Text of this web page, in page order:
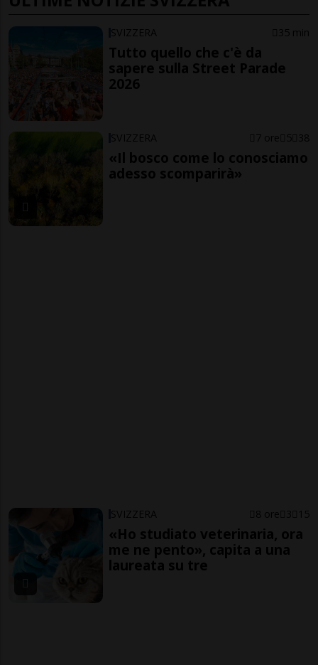
SVIZZERA 35 min
Tutto quello che c'è da
sapere sulla Street Parade
2026
SVIZZERA 7 ore 5 38
«Il bosco come lo conosciamo
adesso scomparirà»
SVIZZERA 8 ore 3 15
«Ho studiato veterinaria, ora
me ne pento», capita a una
laureata su tre